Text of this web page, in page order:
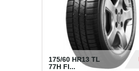
175/60 HR13 TL
77H FI...